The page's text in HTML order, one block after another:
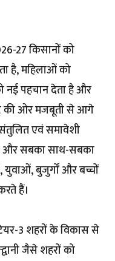
27 किसानों को
है, महिलाओं को
नई पहचान देता है और
की ओर मजबूती से आगे
एवं समावेशी
और सबका साथ-सबका
युवाओं, बुजुर्गों और बच्चों
हैं।
3 शहरों के विकास से
जैसे शहरों को